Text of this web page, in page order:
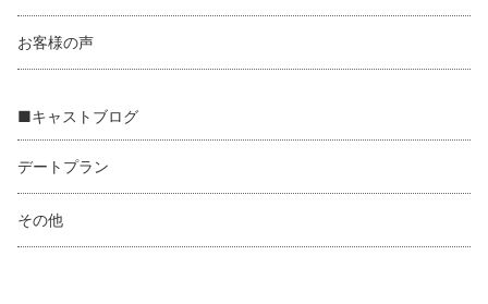
お客様の声
■キャストブログ
デートプラン
その他